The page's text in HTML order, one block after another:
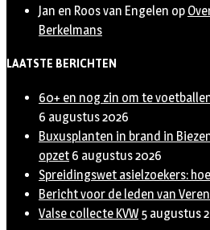
Jan en Roos van Engelen op
Berkelmans
LAATSTE BERICHTEN
60+ en nog zin om te
6 augustus 2026
Buxusplanten in brand in
opzet 6 augustus 2026
Spreidingswet asielzoekers:
Bericht voor de leden van
Valse collecte KVW 5 augustus